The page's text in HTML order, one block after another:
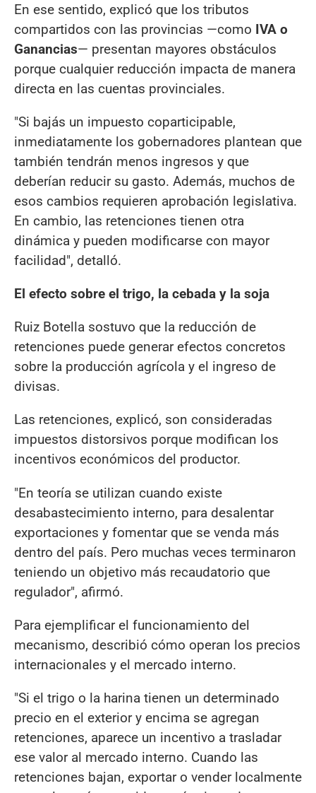
En ese sentido, explicó que los tributos
compartidos con las provincias —como IVA o
Ganancias— presentan mayores obstáculos
porque cualquier reducción impacta de manera
directa en las cuentas provinciales.
"Si bajás un impuesto coparticipable,
inmediatamente los gobernadores plantean que
también tendrán menos ingresos y que
deberían reducir su gasto. Además, muchos de
esos cambios requieren aprobación legislativa.
En cambio, las retenciones tienen otra
dinámica y pueden modificarse con mayor
facilidad", detalló.
El efecto sobre el trigo, la cebada y la soja
Ruiz Botella sostuvo que la reducción de
retenciones puede generar efectos concretos
sobre la producción agrícola y el ingreso de
divisas.
Las retenciones, explicó, son consideradas
impuestos distorsivos porque modifican los
incentivos económicos del productor.
"En teoría se utilizan cuando existe
desabastecimiento interno, para desalentar
exportaciones y fomentar que se venda más
dentro del país. Pero muchas veces terminaron
teniendo un objetivo más recaudatorio que
regulador", afirmó.
Para ejemplificar el funcionamiento del
mecanismo, describió cómo operan los precios
internacionales y el mercado interno.
"Si el trigo o la harina tienen un determinado
precio en el exterior y encima se agregan
retenciones, aparece un incentivo a trasladar
ese valor al mercado interno. Cuando las
retenciones bajan, exportar o vender localmente